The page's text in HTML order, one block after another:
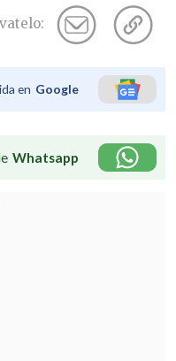
en Google
Whatsapp